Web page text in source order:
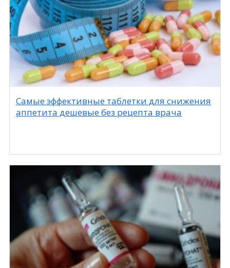
Самые эффективные таблетки для снижения
аппетита дешевые без рецепта врача